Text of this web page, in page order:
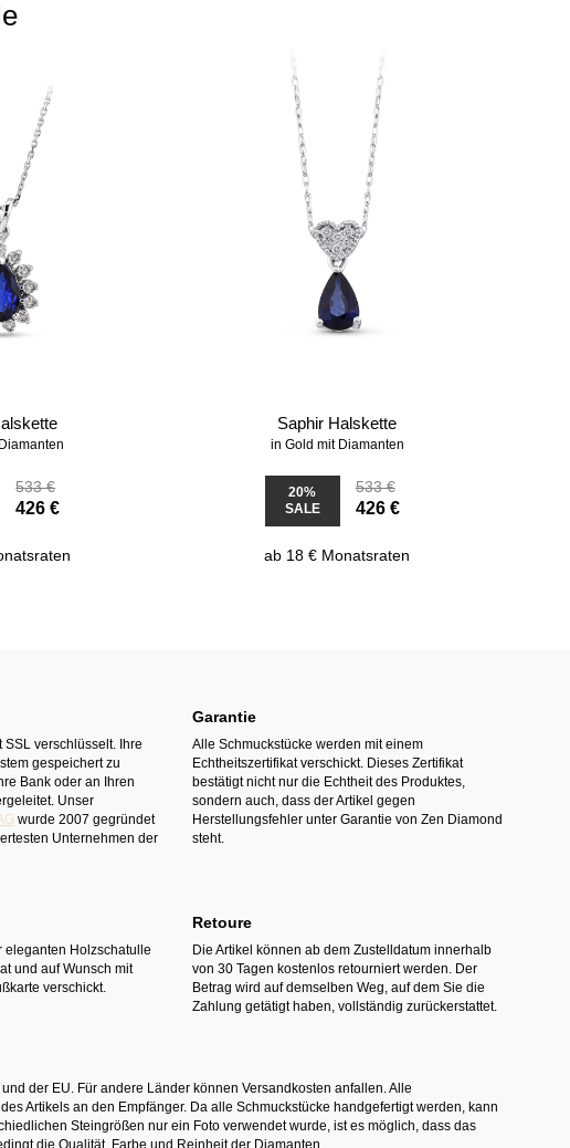
533 €
426 €
Saphir Halskette
in Gold mit Diamanten
20%
SALE
533 €
426 €
ab 18 € Monatsraten
SSL verschlüsselt. Ihre
gespeichert zu
Bank oder an Ihren
Unser
wurde 2007 gegründet
Unternehmen der
Garantie
Alle Schmuckstücke werden mit einem
Echtheitszertifikat verschickt. Dieses Zertifikat
bestätigt nicht nur die Echtheit des Produktes,
sondern auch, dass der Artikel gegen
Herstellungsfehler unter Garantie von Zen Diamond
steht.
eleganten Holzschatulle
und auf Wunsch mit
verschickt.
Retoure
Die Artikel können ab dem Zustelldatum innerhalb
von 30 Tagen kostenlos retourniert werden. Der
Betrag wird auf demselben Weg, auf dem Sie die
Zahlung getätigt haben, vollständig zurückerstattet.
der EU. Für andere Länder können Versandkosten anfallen. Alle
Artikels an den Empfänger. Da alle Schmuckstücke handgefertigt werden, kann
Steingrößen nur ein Foto verwendet wurde, ist es möglich, dass das
die Qualität, Farbe und Reinheit der Diamanten.